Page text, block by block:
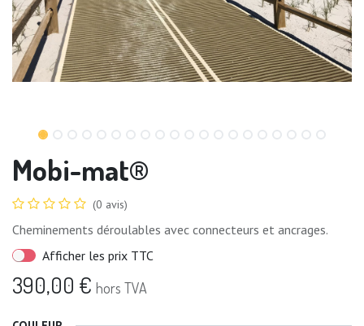
Mobi-mat®
(0 avis)
Cheminements déroulables avec connecteurs et ancrages.
Afficher les prix TTC
390,00 € hors TVA